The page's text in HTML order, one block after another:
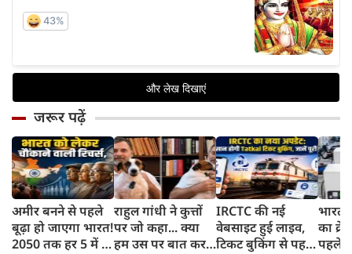
जरूर पढ़ें
अमीर बनने से पहले
बूढ़ा हो जाएगा भारत!
2050 तक हर 5 में 1
राहुल गांधी ने कुत्तों
पर जो कहा... क्या
हम उस पर बात कर
IRCTC की नई
वेबसाइट हुई लाइव,
टिकट बुकिंग से पहले
भारत
का
पहले